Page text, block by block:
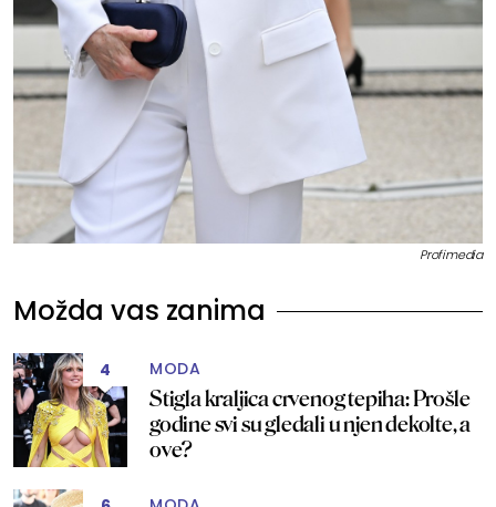
Profimedia
Možda vas zanima
4 MODA
Stigla kraljica crvenog tepiha: Prošle
godine svi su gledali u njen dekolte, a
ove?